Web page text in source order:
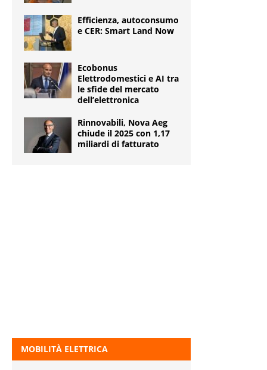
Efficienza, autoconsumo
e CER: Smart Land Now
Ecobonus
Elettrodomestici e AI tra
le sfide del mercato
dell’elettronica
Rinnovabili, Nova Aeg
chiude il 2025 con 1,17
miliardi di fatturato
MOBILITÀ ELETTRICA